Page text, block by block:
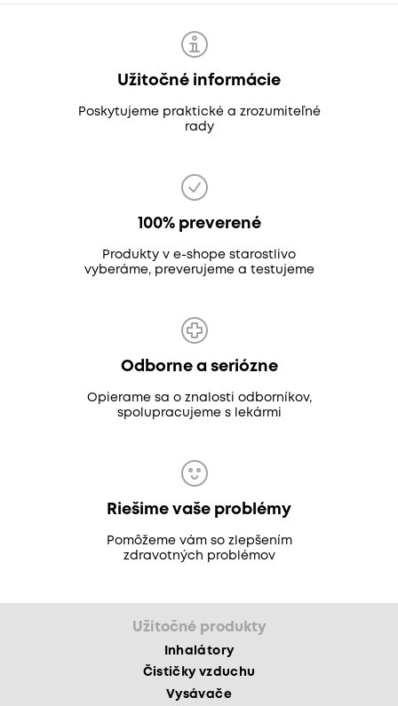
Užitočné informácie
Poskytujeme praktické a zrozumiteľné
rady
100% preverené
Produkty v e-shope starostlivo
vyberáme, preverujeme a testujeme
Odborne a seriózne
Opierame sa o znalosti odborníkov,
spolupracujeme s lekármi
Riešime vaše problémy
Pomôžeme vám so zlepšením
zdravotných problémov
Užitočné produkty
Inhalátory
Čističky vzduchu
Vysávače